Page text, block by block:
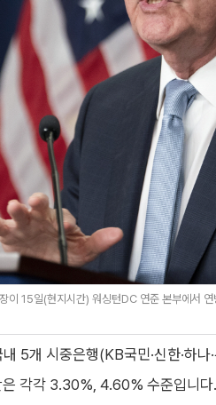
이 15일(현지시간) 워싱턴DC 연준 본부에서
5개 시중은행(KB국민·신한·하
각각 3.30%, 4.60% 수준입니